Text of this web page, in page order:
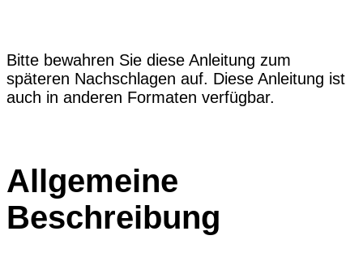
Bitte bewahren Sie diese Anleitung zum
späteren Nachschlagen auf. Diese Anleitung ist
auch in anderen Formaten verfügbar.
Allgemeine
Beschreibung